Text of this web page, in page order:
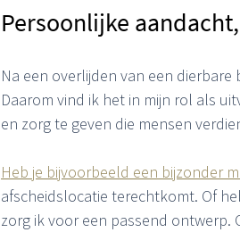
Persoonlijke
Na een overlijden van een
Daarom vind ik het in mijn rol als
en zorg te geven die mensen
Heb je bijvoorbeeld een bijzonder
afscheidslocatie terechtkomt. Of
zorg ik voor een passend ontwerp.